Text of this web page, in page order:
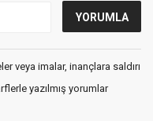
veya imalar, inançlara saldırı
yazılmış yorumlar